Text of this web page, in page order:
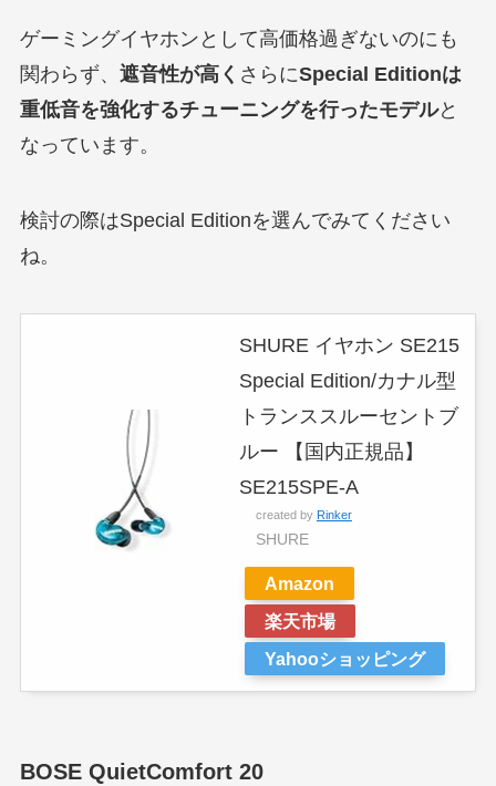
ゲーミングイヤホンとして高価格過ぎないのにも
関わらず、 遮音性が高く さらにSpecial Editionは
重低音を強化するチューニングを行ったモデルと
なっています。
検討の際はSpecial Editionを選んでみてください
ね。
SHURE イヤホン SE215
Special Edition/カナル型
トランススルーセントブ
ルー 【国内正規品】
SE215SPE-A
created by Rinker
SHURE
Amazon
楽天市場
Yahooショッピング
BOSE QuietComfort 20